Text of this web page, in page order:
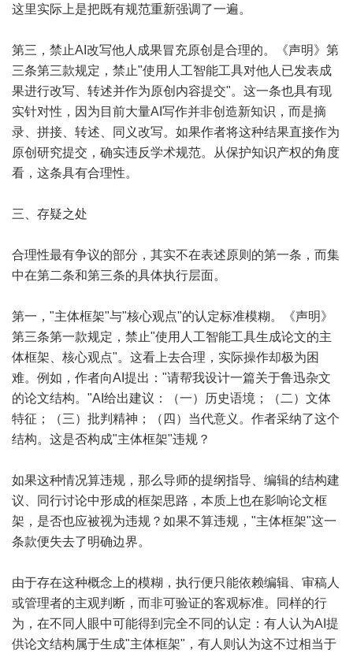
这里实际上是把既有规范重新强调了一遍。
第三，禁止AI改写他人成果冒充原创是合理的。《声明》第
三条第三款规定，禁止"使用人工智能工具对他人已发表成
果进行改写、转述并作为原创内容提交"。这一条也具有现
实针对性，因为目前大量AI写作并非创造新知识，而是摘
录、拼接、转述、同义改写。如果作者将这种结果直接作为
原创研究提交，确实违反学术规范。从保护知识产权的角度
看，这条具有合理性。
三、存疑之处
合理性最有争议的部分，其实不在表述原则的第一条，而集
中在第二条和第三条的具体执行层面。
第一，"主体框架"与"核心观点"的认定标准模糊。《声明》
第三条第一款规定，禁止"使用人工智能工具生成论文的主
体框架、核心观点"。这看上去合理，实际操作却极为困
难。例如，作者向AI提出："请帮我设计一篇关于鲁迅杂文
的论文结构。"AI给出建议：（一）历史语境；（二）文体
特征；（三）批判精神；（四）当代意义。作者采纳了这个
结构。这是否构成"主体框架"违规？
如果这种情况算违规，那么导师的提纲指导、编辑的结构建
议、同行讨论中形成的框架思路，本质上也在影响论文框
架，是否也应被视为违规？如果不算违规，"主体框架"这一
条款便失去了明确边界。
由于存在这种概念上的模糊，执行便只能依赖编辑、审稿人
或管理者的主观判断，而非可验证的客观标准。同样的行
为，在不同人眼中可能得到完全不同的认定：有人认为AI提
供论文结构属于生成"主体框架"，有人则认为这不过相当于